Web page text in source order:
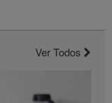
Ver Todos